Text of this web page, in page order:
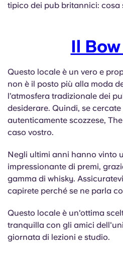
tipico dei pub britannici: cosa
Il
Questo locale è un vero e
non è il posto più alla moda
l’atmosfera tradizionale dei
desiderare. Quindi, se
autenticamente scozzese,
caso vostro.
Negli ultimi anni hanno vinto
impressionante di premi,
gamma di whisky.
capirete perché se ne parla
Questo locale è un'ottima
tranquilla con gli amici
giornata di lezioni e studio.